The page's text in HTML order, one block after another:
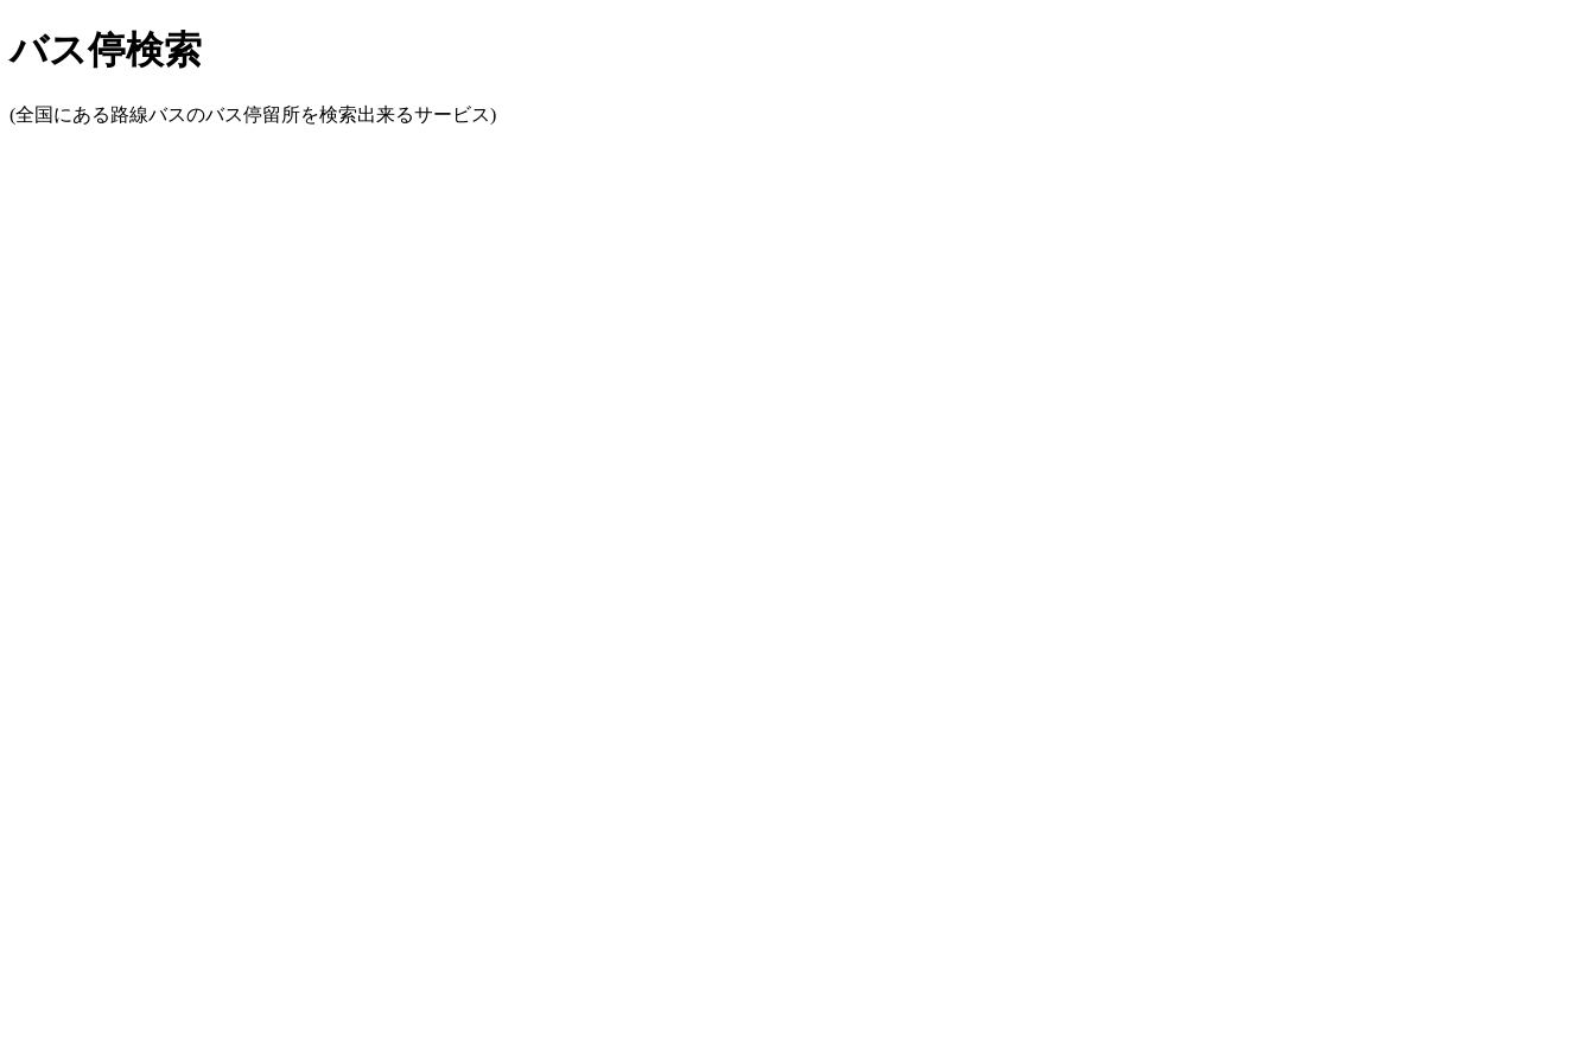
バス停検索
(全国にある路線バスのバス停留所を検索出来るサービス)